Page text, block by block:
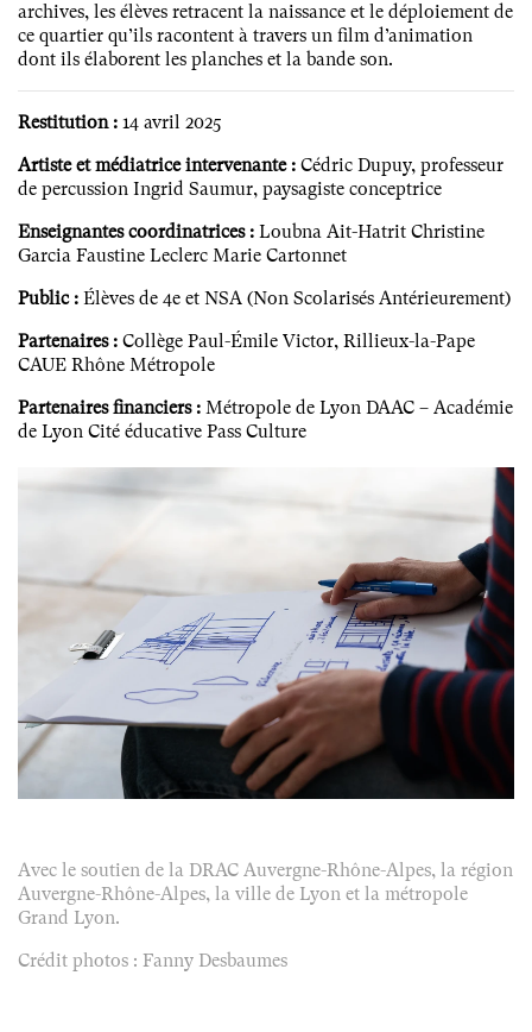
archives, les élèves retracent la naissance et le déploiement de
ce quartier qu’ils racontent à travers un film d’animation
dont ils élaborent les planches et la bande son.
Restitution : 14 avril 2025
Artiste et médiatrice intervenante : Cédric Dupuy, professeur
de percussion Ingrid Saumur, paysagiste conceptrice
Enseignantes coordinatrices : Loubna Ait-Hatrit Christine
Garcia Faustine Leclerc Marie Cartonnet
Public : Élèves de 4e et NSA (Non Scolarisés Antérieurement)
Partenaires : Collège Paul-Émile Victor, Rillieux-la-Pape
CAUE Rhône Métropole
Partenaires financiers : Métropole de Lyon DAAC – Académie
de Lyon Cité éducative Pass Culture
Avec le soutien de la DRAC Auvergne-Rhône-Alpes, la région
Auvergne-Rhône-Alpes, la ville de Lyon et la métropole
Grand Lyon.
Crédit photos : Fanny Desbaumes